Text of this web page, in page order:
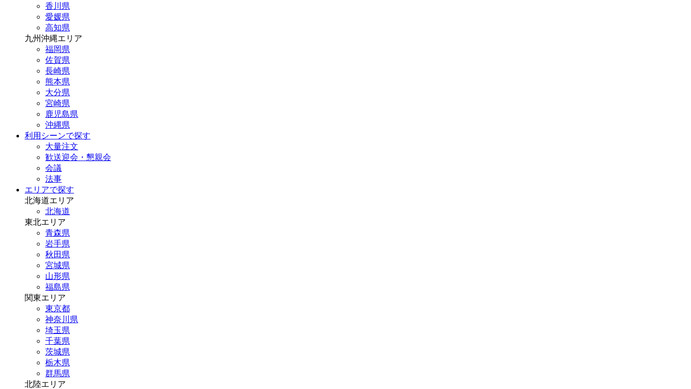
香川県
愛媛県
高知県
九州沖縄エリア
福岡県
佐賀県
長崎県
熊本県
大分県
宮崎県
鹿児島県
沖縄県
利用シーンで探す
大量注文
歓送迎会・懇親会
会議
法事
エリアで探す
北海道エリア
北海道
東北エリア
青森県
岩手県
秋田県
宮城県
山形県
福島県
関東エリア
東京都
神奈川県
埼玉県
千葉県
茨城県
栃木県
群馬県
北陸エリア